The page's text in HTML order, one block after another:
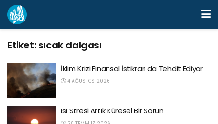
Etiket: sıcak dalgası
İklim Krizi Finansal İstikrarı da Tehdit Ediyor
4 AĞUSTOS 2026
Isı Stresi Artık Küresel Bir Sorun